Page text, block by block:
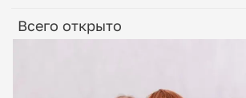
Всего открыто